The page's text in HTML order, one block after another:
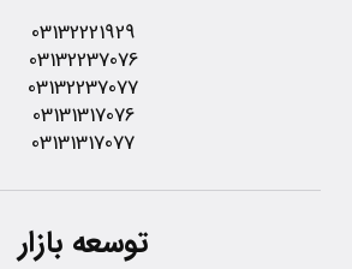
03132221929
03132237076
03132237077
03131317076
03131317077
توسعه بازار